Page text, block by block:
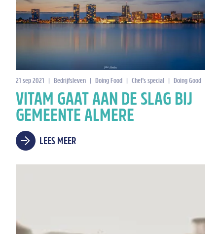
21 sep 2021 | Bedrijfsleven | Doing Food | Chef's special | Doing Good
VITAM GAAT AAN DE SLAG BIJ
GEMEENTE ALMERE
LEES MEER